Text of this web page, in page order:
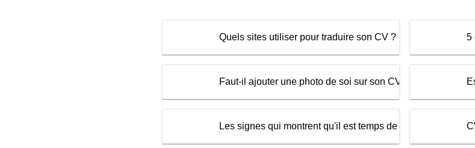
Quels sites utiliser pour traduire son CV ? 5
Faut-il ajouter une photo de soi sur son CV ?
Les signes qui montrent qu'il est temps de refaire votre CV